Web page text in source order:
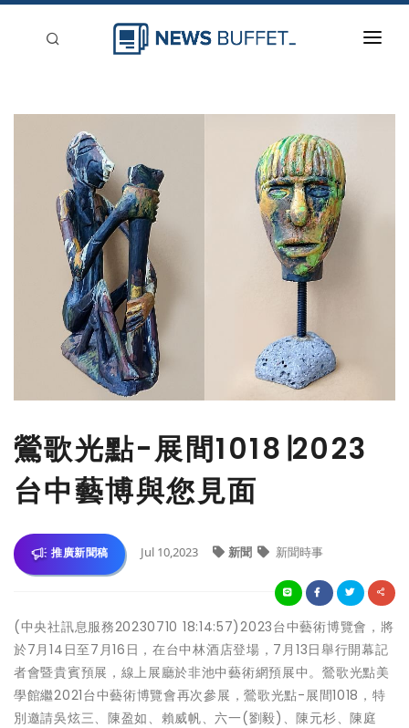
登入
刊登
鶯歌光點-展間1018∣2023
台中藝博與您見面
推廣新聞稿 Jul 10,2023 新聞 新聞時事
(中央社訊息服務20230710 18:14:57)2023台中藝術博覽會，將
於7月14日至7月16日，在台中林酒店登場，7月13日舉行開幕記
者會暨貴賓預展，線上展廳於非池中藝術網預展中。鶯歌光點美
學館繼2021台中藝術博覽會再次參展，鶯歌光點-展間1018，特
別邀請吳炫三、陳盈如、賴威帆、六一(劉毅)、陳元杉、陳庭